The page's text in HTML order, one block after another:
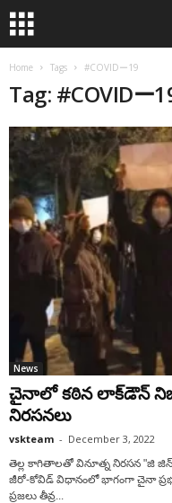
Home Tags #COVIDー19
Tag: #COVIDー
News
చైనాలో క‌ఠిన లాక్‌డౌన్‌
నిర‌స‌న‌లు
vskteam - December 3, 2022
తెల్ల కాగితాల‌తో వినూత్న నిర‌స‌న‌ "జి
జీరో-కోవిడ్ విధానంలో భాగంగా చైనా
ప్ర‌జ‌లు తీవ్ర...